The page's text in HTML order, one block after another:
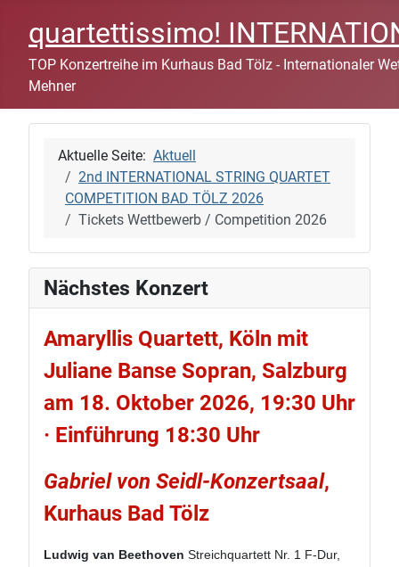
quartettissimo!
TOP Konzertreihe im Kurhaus Bad Tölz - Internationaler
Mehner
Aktuelle Seite: Aktuell
2nd INTERNATIONAL STRING QUARTET
COMPETITION BAD TÖLZ 2026
Tickets Wettbewerb / Competition 2026
Nächstes Konzert
Amaryllis Quartett, Köln mit
Juliane Banse Sopran, Salzburg
am 18. Oktober 2026, 19:30 Uhr
· Einführung 18:30 Uhr
Gabriel von Seidl-Konzertsaal,
Kurhaus Bad Tölz
Ludwig van Beethoven Streichquartett Nr. 1 F-Dur,